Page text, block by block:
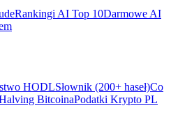
Rankingi AI Top 10Darmowe AI
HODLSłownik (200+ haseł)Co
BitcoinaPodatki Krypto PL